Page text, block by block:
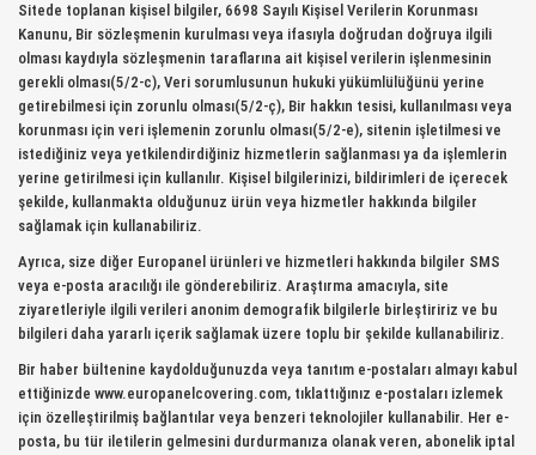
Sitede toplanan kişisel bilgiler, 6698 Sayılı Kişisel Verilerin Korunması
Kanunu, Bir sözleşmenin kurulması veya ifasıyla doğrudan doğruya ilgili
olması kaydıyla sözleşmenin taraflarına ait kişisel verilerin işlenmesinin
gerekli olması(5/2-c), Veri sorumlusunun hukuki yükümlülüğünü yerine
getirebilmesi için zorunlu olması(5/2-ç), Bir hakkın tesisi, kullanılması veya
korunması için veri işlemenin zorunlu olması(5/2-e), sitenin işletilmesi ve
istediğiniz veya yetkilendirdiğiniz hizmetlerin sağlanması ya da işlemlerin
yerine getirilmesi için kullanılır. Kişisel bilgilerinizi, bildirimleri de içerecek
şekilde, kullanmakta olduğunuz ürün veya hizmetler hakkında bilgiler
sağlamak için kullanabiliriz.
Ayrıca, size diğer Europanel ürünleri ve hizmetleri hakkında bilgiler SMS
veya e-posta aracılığı ile gönderebiliriz. Araştırma amacıyla, site
ziyaretleriyle ilgili verileri anonim demografik bilgilerle birleştiririz ve bu
bilgileri daha yararlı içerik sağlamak üzere toplu bir şekilde kullanabiliriz.
Bir haber bültenine kaydolduğunuzda veya tanıtım e-postaları almayı kabul
ettiğinizde www.europanelcovering.com, tıklattığınız e-postaları izlemek
için özelleştirilmiş bağlantılar veya benzeri teknolojiler kullanabilir. Her e-
posta, bu tür iletilerin gelmesini durdurmanıza olanak veren, abonelik iptal